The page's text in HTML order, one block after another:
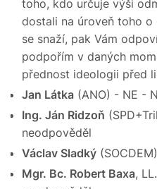
toho, kdo určuje výši
dostali na úroveň toho o
se snaží, pak Vám
podpořím v daných
přednost ideologii před
Jan Látka (ANO) - NE -
Ing. Ján Ridzoň
neodpověděl
Václav Sladký
Mgr. Bc. Robert Baxa,